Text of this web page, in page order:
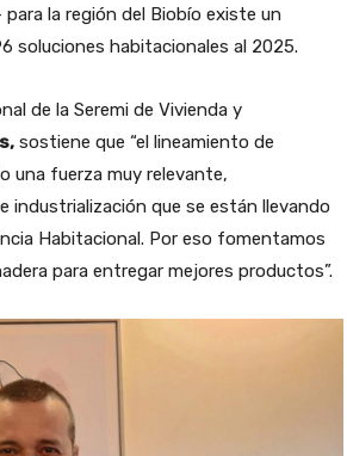
la región del Biobío existe un
soluciones habitacionales al 2025.
de la Seremi de Vivienda y
sostiene que “el lineamiento de
una fuerza muy relevante,
industrialización que se están llevando
Habitacional. Por eso fomentamos
para entregar mejores productos”.